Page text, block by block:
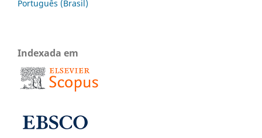
Português (Brasil)
Indexada em